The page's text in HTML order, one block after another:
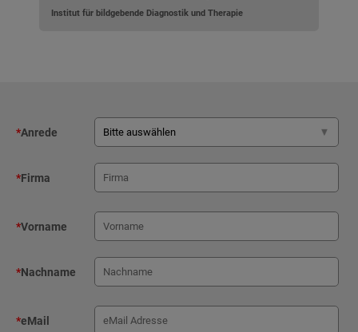
Institut für bildgebende Diagnostik und Therapie
*Anrede
*Firma
*Vorname
*Nachname
*eMail